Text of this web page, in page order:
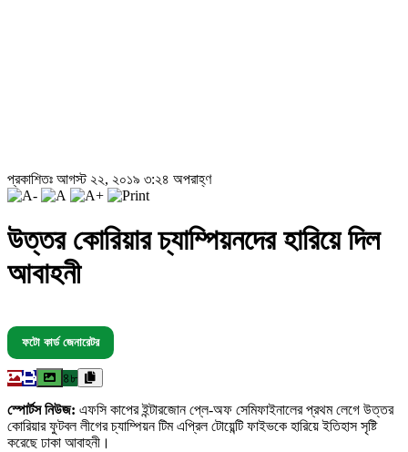
প্রকাশিতঃ আগস্ট ২২, ২০১৯ ৩:২৪ অপরাহ্ণ
উত্তর কোরিয়ার চ্যাম্পিয়নদের হারিয়ে দিল
আবাহনী
ফটো কার্ড জেনারেটর
৪৮
স্পোর্টস নিউজ: এফসি কাপের ইন্টারজোন প্লে-অফ সেমিফাইনালের প্রথম লেগে উত্তর
কোরিয়ার ফুটবল লীগের চ্যাম্পিয়ন টিম এপ্রিল টোয়েন্টি ফাইভকে হারিয়ে ইতিহাস সৃষ্টি
করেছে ঢাকা আবাহনী।